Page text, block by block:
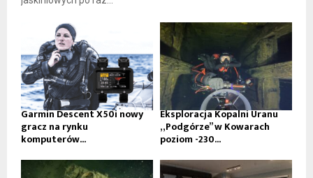
Garmin Descent X50i nowy
gracz na rynku
komputerów...
Eksploracja Kopalni Uranu
„Podgórze” w Kowarach
poziom -230...